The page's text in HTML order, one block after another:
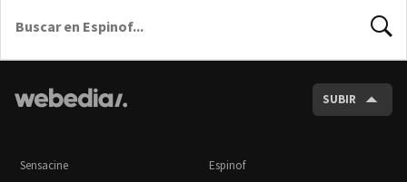
SUBIR
Sensacine Espinof